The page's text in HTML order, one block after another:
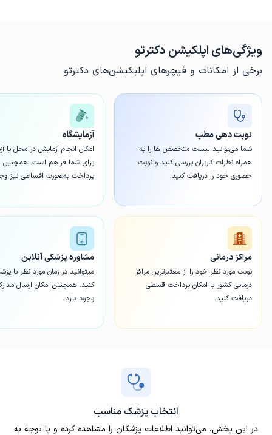
ویژگی‌های اپلکیشن دکترتو
برخی از امکانات و فیچرهای اپلیکیشن‌های دکترتو
نوبت دهی مطب
شما می‌توانید لیست متخصص ها را به
همراه نظرات کاربران بررسی کنید و نوبت
حضوری خود را دریافت کنید.
مراکز درمانی
نوبت مورد نظر خود را از معتبرترین مراکز
درمانی کشور با امکان پرداخت قسطی
دریافت کنید.
آزمایشگاه
امکان انجام آزمایش در محل یا
برای شما فراهم است. همچنین
پرداخت به‌صورت اقساطی نیز
مشاوره پزشکی آنلاین
میتوانید در زمان مورد نظر با
کنید. همچنین امکان ارسال
وجود دارد.
انتخاب پزشک مناسب
در این بخش، می‌توانید اطلاعات پزشکان را مشاهده کرده و با توجه به